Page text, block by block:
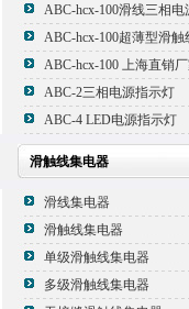
ABC-2三相电源指示灯
ABC-4 LED电源指示灯
滑触线集电器
滑线集电器
滑触线集电器
单级滑触线集电器
多级滑触线集电器